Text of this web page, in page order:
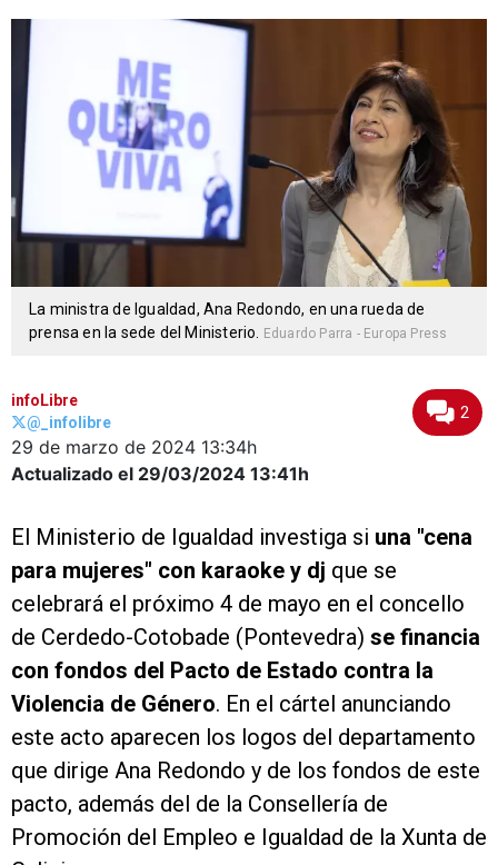
La ministra de Igualdad, Ana Redondo, en una rueda de
prensa en la sede del Ministerio.
Eduardo Parra - Europa Press
infoLibre
@_infolibre
29 de marzo de 2024 13:34h
Actualizado el 29/03/2024 13:41h
2
El Ministerio de Igualdad investiga si una "cena
para mujeres" con karaoke y dj que se
celebrará el próximo 4 de mayo en el concello
de Cerdedo-Cotobade (Pontevedra) se financia
con fondos del Pacto de Estado contra la
Violencia de Género. En el cártel anunciando
este acto aparecen los logos del departamento
que dirige Ana Redondo y de los fondos de este
pacto, además del de la Consellería de
Promoción del Empleo e Igualdad de la Xunta de